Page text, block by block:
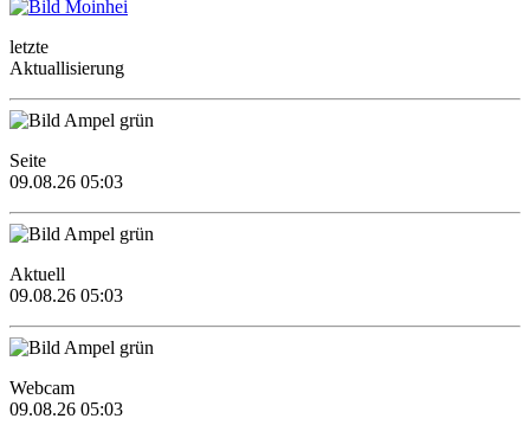
letzte
Aktuallisierung
Seite
09.08.26 05:03
Aktuell
09.08.26 05:03
Webcam
09.08.26 05:03